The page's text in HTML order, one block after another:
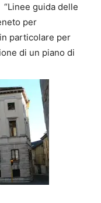
guida delle
per
particolare per
di un piano di